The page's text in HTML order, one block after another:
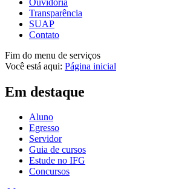
Transparência
SUAP
Contato
Fim do menu de serviços
Você está aqui: Página inicial
Em destaque
Aluno
Egresso
Servidor
Guia de cursos
Estude no IFG
Concursos